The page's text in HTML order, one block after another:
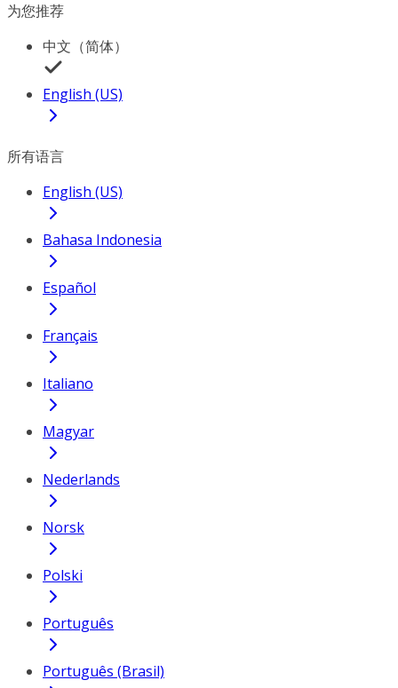
为您推荐
中文（简体）
English (US)
所有语言
English (US)
Bahasa Indonesia
Español
Français
Italiano
Magyar
Nederlands
Norsk
Polski
Português
Português (Brasil)